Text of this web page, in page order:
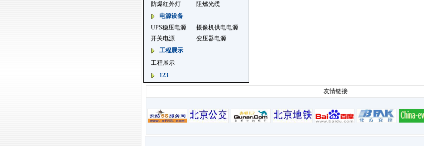
防爆红外灯
阻燃光缆
电源设备
UPS稳压电源
摄像机供电电源
开关电源
变压器电源
工程展示
工程展示
123
友情链接